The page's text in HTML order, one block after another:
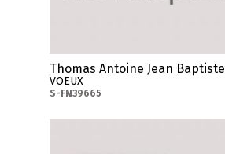
Thomas Antoine Jean Baptiste
VOEUX
S-FN39665